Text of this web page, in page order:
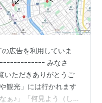
広告を利用していま
ｰｰｰｰｰｰｰｰｰｰｰｰ みなさ
いただきありがとうご
観光」には行かれます
ぁ♪」「何見よう（しよ